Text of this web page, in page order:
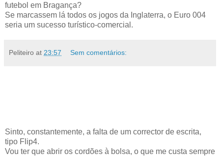
futebol em Bragança?
Se marcassem lá todos os jogos da Inglaterra, o Euro 004
seria um sucesso turístico-comercial.
Peliteiro at 23:57 Sem comentários:
Sinto, constantemente, a falta de um corrector de escrita,
tipo Flip4.
Vou ter que abrir os cordões à bolsa, o que me custa sempre